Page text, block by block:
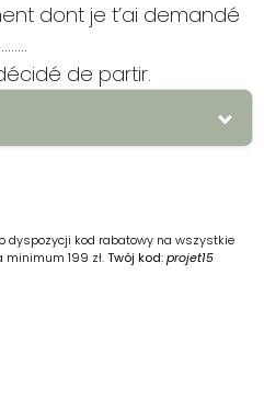
dont je t’ai demandé
de partir.
2. 1. voici
dyspozycji kod rabatowy na wszystkie
199 zł.Twój kod:projet15